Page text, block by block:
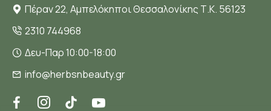
Πέραν 22, Αμπελόκηποι Θεσσαλονίκης Τ.Κ. 56123
2310 744968
Δευ-Παρ 10:00-18:00
info@herbsnbeauty.gr